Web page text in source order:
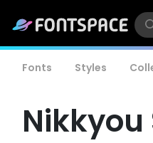
Fonts Styles
Nikkyou